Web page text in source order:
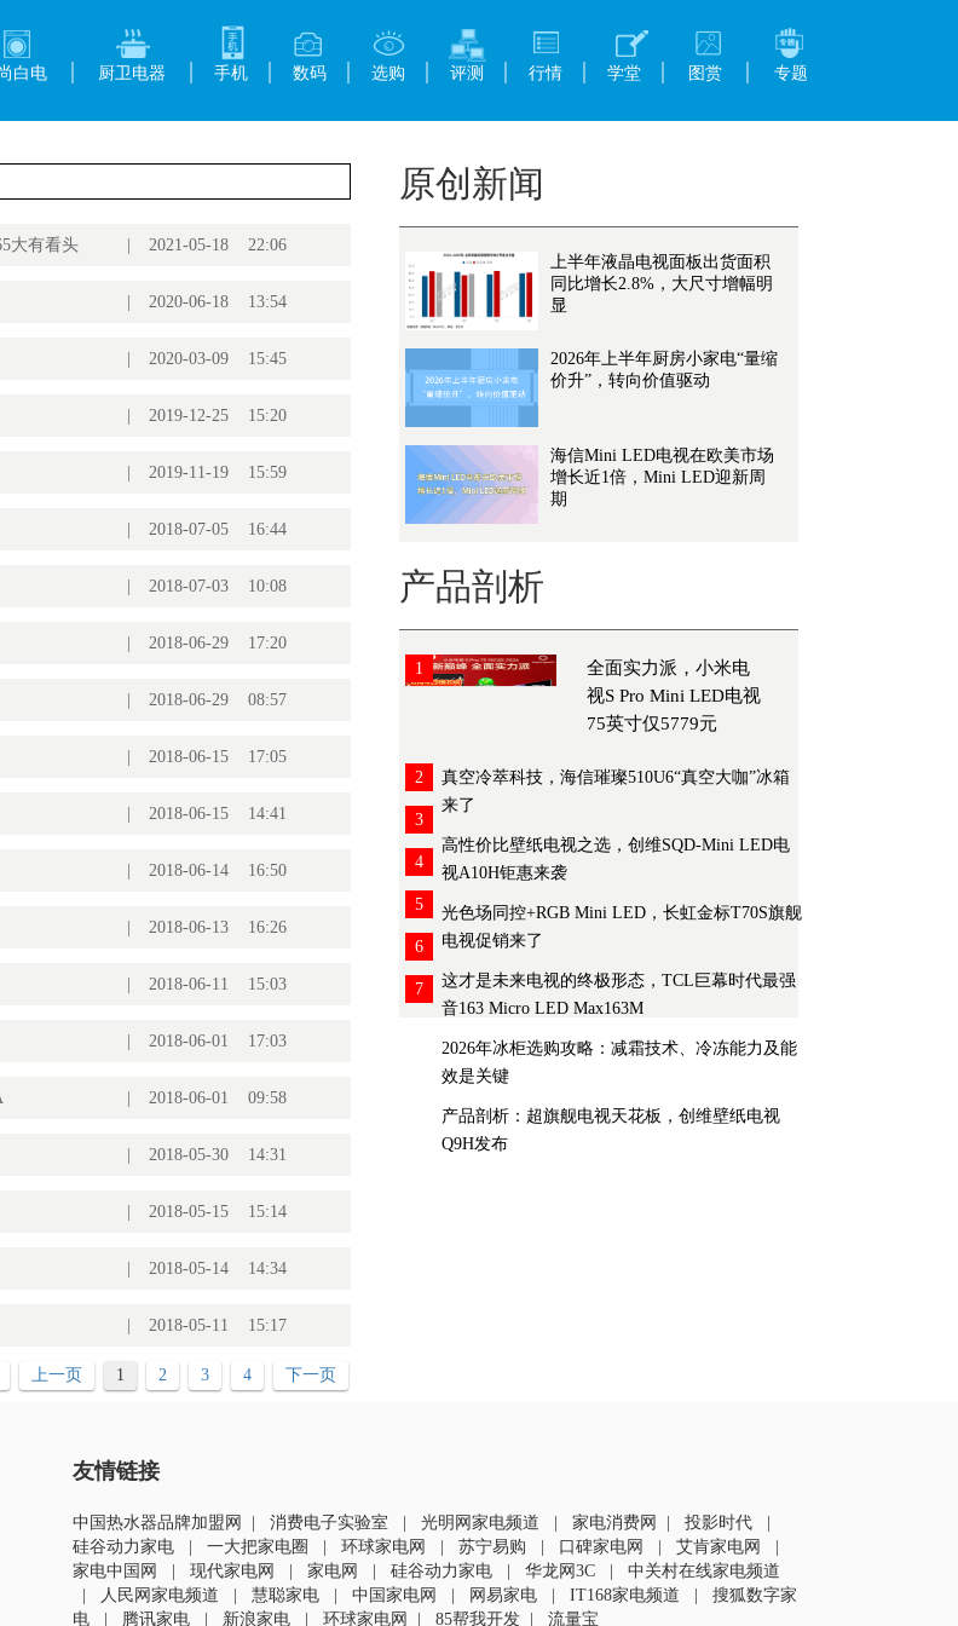
白电 厨卫电器 手机 数码 选购 评测 行情 学堂 图赏 专题
大有看头 2021-05-18 22:06
2020-06-18 13:54
2020-03-09 15:45
2019-12-25 15:20
2019-11-19 15:59
2018-07-05 16:44
2018-07-03 10:08
2018-06-29 17:20
2018-06-29 08:57
2018-06-15 17:05
2018-06-15 14:41
2018-06-14 16:50
2018-06-13 16:26
2018-06-11 15:03
2018-06-01 17:03
2018-06-01 09:58
2018-05-30 14:31
2018-05-15 15:14
2018-05-14 14:34
2018-05-11 15:17
上一页 1 2 3 4 下一页
原创新闻
上半年液晶电视面板出货面积
同比增长2.8%，大尺寸增幅明
显
2026年上半年厨房小家电“量缩
价升”，转向价值驱动
海信Mini LED电视在欧美市场
增长近1倍，Mini LED迎新周
期
产品剖析
1
全面实力派，小米电
视S Pro Mini LED电视
75英寸仅5779元
2
真空冷萃科技，海信璀璨510U6“真空大咖”冰箱
来了
3
高性价比壁纸电视之选，创维SQD-Mini LED电
视A10H钜惠来袭
4
光色场同控+RGB Mini LED，长虹金标T70S旗舰
电视促销来了
5
这才是未来电视的终极形态，TCL巨幕时代最强
音163 Micro LED Max163M
6
2026年冰柜选购攻略：减霜技术、冷冻能力及能
效是关键
7
产品剖析：超旗舰电视天花板，创维壁纸电视
Q9H发布
友情链接
中国热水器品牌加盟网 消费电子实验室 光明网家电频道 家电消费网 投影时代
硅谷动力家电
一大把家电圈 环球家电网 苏宁易购 口碑家电网 艾肯家电网
家电中国网
现代家电网 家电网 硅谷动力家电 华龙网3C
中关村在线家电频道
人民网家电频道 慧聪家电 中国家电网 网易家电 IT168家电频道
搜狐数字家
电
腾讯家电 新浪家电 环球家电网 85帮我开发 流量宝